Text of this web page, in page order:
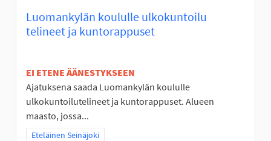
Luomankylän koululle ulkokuntoilu
telineet ja kuntorappuset
EI ETENE ÄÄNESTYKSEEN
Ajatuksena saada Luomankylän koululle
ulkokuntoilutelineet ja kuntorappuset. Alueen
maasto, jossa...
Rajaa tulokset teeman mukaan: Eteläinen Seinäjoki
Eteläinen Seinäjoki